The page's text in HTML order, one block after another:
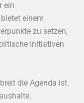
ein
einem
zu setzen,
Initiativen
die Agenda ist.